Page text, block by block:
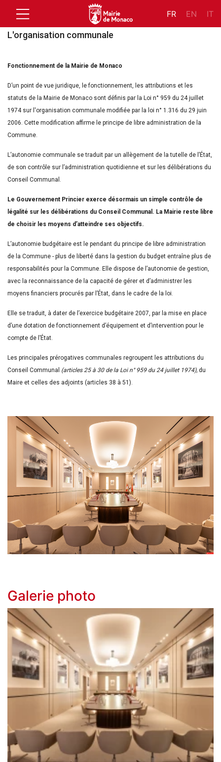
FR EN IT
L'organisation communale
Fonctionnement de la Mairie de Monaco
D’un point de vue juridique, le fonctionnement, les attributions et les
statuts de la Mairie de Monaco sont définis par la Loi n° 959 du 24 juillet
1974 sur l'organisation communale modifiée par la loi n° 1.316 du 29 juin
2006. Cette modification affirme le principe de libre administration de la
Commune.
L’autonomie communale se traduit par un allègement de la tutelle de l’État,
de son contrôle sur l’administration quotidienne et sur les délibérations du
Conseil Communal.
Le Gouvernement Princier exerce désormais un simple contrôle de
légalité sur les délibérations du Conseil Communal. La Mairie reste libre
de choisir les moyens d’atteindre ses objectifs.
L’autonomie budgétaire est le pendant du principe de libre administration
de la Commune - plus de liberté dans la gestion du budget entraîne plus de
responsabilités pour la Commune. Elle dispose de l’autonomie de gestion,
avec la reconnaissance de la capacité de gérer et d’administrer les
moyens financiers procurés par l’État, dans le cadre de la loi.
Elle se traduit, à dater de l’exercice budgétaire 2007, par la mise en place
d’une dotation de fonctionnement d’équipement et d’intervention pour le
compte de l’État.
Les principales prérogatives communales regroupent les attributions du
Conseil Communal (articles 25 à 30 de la Loi n° 959 du 24 juillet 1974), du
Maire et celles des adjoints (articles 38 à 51).
Galerie photo